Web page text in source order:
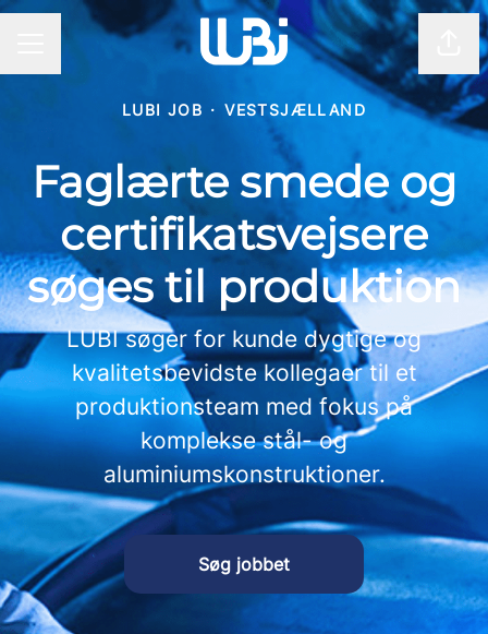
Del
LUBI JOB · VESTSJÆLLAND
Faglærte smede og
certifikatsvejsere
søges til produktion
LUBI søger for kunde dygtige og
kvalitetsbevidste kollegaer til et
produktionsteam med fokus på
komplekse stål- og
aluminiumskonstruktioner.
Søg jobbet